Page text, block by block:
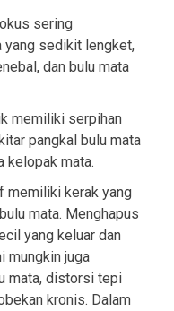
sering
yang sedikit lengket,
dan bulu mata
memiliki serpihan
pangkal bulu mata
kelopak mata.
memiliki kerak yang
mata. Menghapus
yang keluar dan
mungkin juga
mata, distorsi tepi
kronis. Dalam